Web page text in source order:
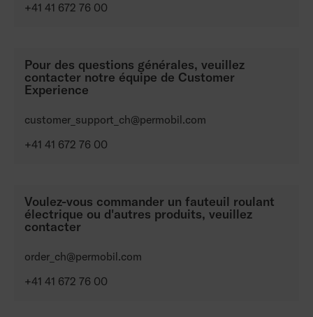
+41 41 672 76 00
Pour des questions générales, veuillez
contacter notre équipe de Customer
Experience
customer_support_ch@permobil.com
+41 41 672 76 00
Voulez-vous commander un fauteuil roulant
électrique ou d'autres produits, veuillez
contacter
order_ch@permobil.com
+41 41 672 76 00